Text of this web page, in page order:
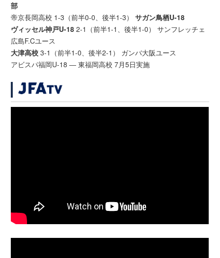
部
帝京長岡高校 1-3（前半0-0、後半1-3）サガン鳥栖U-18
ヴィッセル神戸U-18 2-1（前半1-1、後半1-0） サンフレッチェ
広島F.Cユース
大津高校 3-1（前半1-0、後半2-1） ガンバ大阪ユース
アビスパ福岡U-18 ― 東福岡高校 7月5日実施